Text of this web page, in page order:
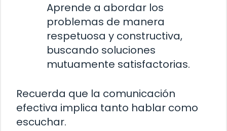
Aprende a abordar los
problemas de manera
respetuosa y constructiva,
buscando soluciones
mutuamente satisfactorias.
Recuerda que la comunicación
efectiva implica tanto hablar como
escuchar.